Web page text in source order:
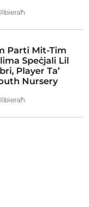
Parti Mit-Tim
Speċjali Lil
Player Ta’
Nursery